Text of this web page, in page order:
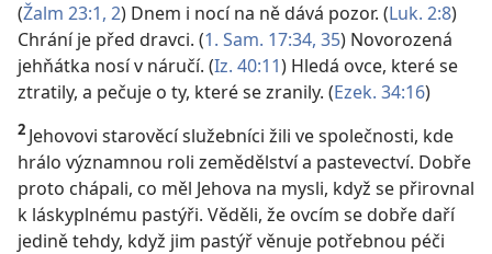
(Žalm 23:1, 2) Dnem i nocí na ně dává pozor. (Luk. 2:8)
Chrání je před dravci. (1. Sam. 17:34, 35) Novorozená
jehňátka nosí v náručí. (Iz. 40:11) Hledá ovce, které se
ztratily, a pečuje o ty, které se zranily. (Ezek. 34:16)
2 Jehovovi starověcí služebníci žili ve společnosti, kde
hrálo významnou roli zemědělství a pastevectví. Dobře
proto chápali, co měl Jehova na mysli, když se přirovnal
k láskyplnému pastýři. Věděli, že ovcím se dobře daří
jedině tehdy, když jim pastýř věnuje potřebnou péči